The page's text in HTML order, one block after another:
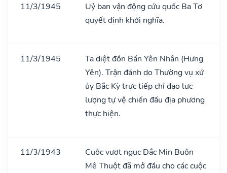
11/3/1945
Uỷ ban vận động cứu quốc Ba Tơ
quyết định khởi nghĩa.
11/3/1945
Ta diệt đồn Bần Yên Nhân (Hưng
Yên). Trận đánh do Thường vụ xứ
ủy Bắc Kỳ trực tiếp chỉ đạo lực
lượng tự vệ chiến đấu địa phương
thực hiện.
11/3/1943
Cuộc vượt ngục Đắc Min Buôn
Mê Thuột đã mở đầu cho các cuộc